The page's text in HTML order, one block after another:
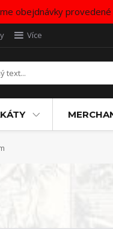
obejdnávky
Více